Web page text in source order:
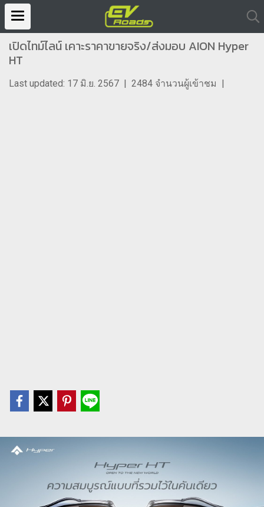
เปิดไทม์ไลน์ เคาะราคาขายจริง/ส่งมอบ AION Hyper
HT
Last updated: 17 มิ.ย. 2567 | 2484 จำนวนผู้เข้าชม |